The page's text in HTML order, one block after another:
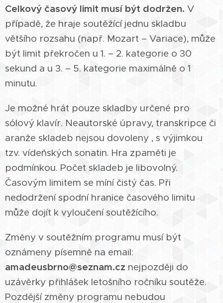
Celkový časový limit musí být dodržen. V
případě, že hraje soutěžící jednu skladbu
většího rozsahu (např. Mozart – Variace), může
být limit překročen u 1. – 2. kategorie o 30
sekund a u 3. – 5. kategorie maximálně o 1
minutu.
Je možné hrát pouze skladby určené pro
sólový klavír. Neautorské úpravy, transkripce či
aranže skladeb nejsou dovoleny , s výjimkou
tzv. vídeňských sonatin. Hra zpaměti je
podmínkou. Počet skladeb je libovolný.
Časovým limitem se míní čistý čas. Při
nedodržení spodní hranice časového limitu
může dojít k vyloučení soutěžícího.
Změny v soutěžním programu musí být
oznámeny písemně na email:
amadeusbrno@seznam.cz nejpozději do
uzávěrky přihlášek letošního ročníku soutěže.
Pozdější změny programu nebudou